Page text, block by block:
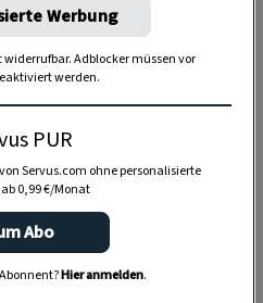
Werbung
Adblocker müssen vor
werden.
PUR
Servus.com ohne personalisierte
0,99 €/Monat
Abo
Hier anmelden.